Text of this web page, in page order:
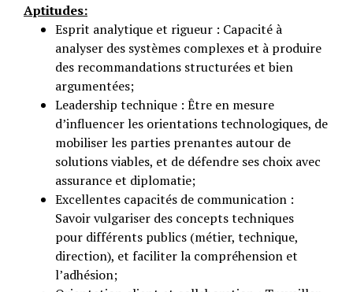
Aptitudes:
Esprit analytique et rigueur : Capacité à
analyser des systèmes complexes et à produire
des recommandations structurées et bien
argumentées;
Leadership technique : Être en mesure
d’influencer les orientations technologiques, de
mobiliser les parties prenantes autour de
solutions viables, et de défendre ses choix avec
assurance et diplomatie;
Excellentes capacités de communication :
Savoir vulgariser des concepts techniques
pour différents publics (métier, technique,
direction), et faciliter la compréhension et
l’adhésion;